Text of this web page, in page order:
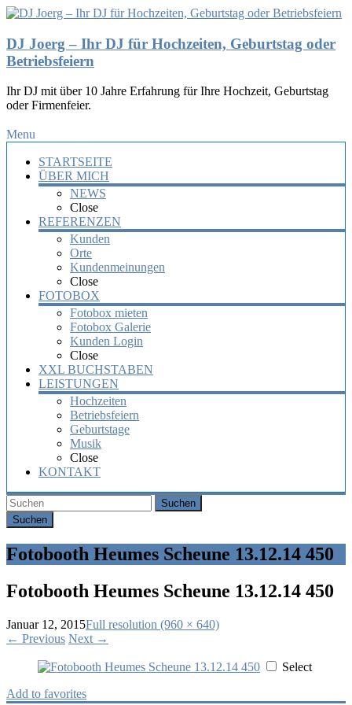
DJ Joerg – Ihr DJ für Hochzeiten, Geburtstag oder
Betriebsfeiern
Ihr DJ mit über 10 Jahre Erfahrung für Ihre Hochzeit, Geburtstag
oder Firmenfeier.
Menu
STARTSEITE
ÜBER MICH
NEWS
Close
REFERENZEN
Kunden
Orte
Kundenmeinungen
Close
FOTOBOX
Fotobox mieten
Fotobox Galerie
Kunden Login
Close
XXL BUCHSTABEN
LEISTUNGEN
Hochzeiten
Betriebsfeiern
Geburtstage
Musik
Close
KONTAKT
Suchen
Fotobooth Heumes Scheune 13.12.14 450
Fotobooth Heumes Scheune 13.12.14 450
Januar 12, 2015Full resolution (960 × 640)
← Previous Next →
Select
Add to favorites